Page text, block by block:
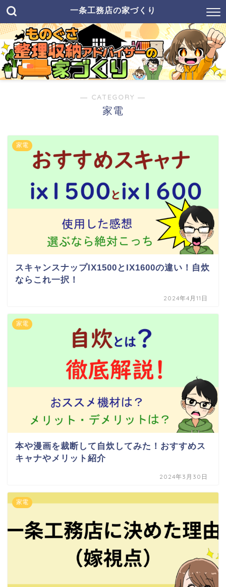
一条工務店の家づくり
― CATEGORY ―
家電
家電
スキャンスナップIX1500とIX1600の違い！自炊
ならこれ一択！
2024年4月11日
家電
本や漫画を裁断して自炊してみた！おすすめス
キャナやメリット紹介
2024年3月30日
家電